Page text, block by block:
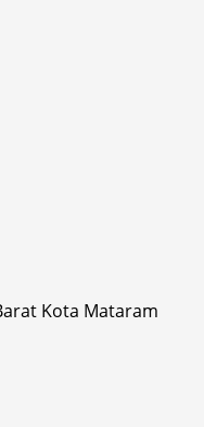
Kota Mataram